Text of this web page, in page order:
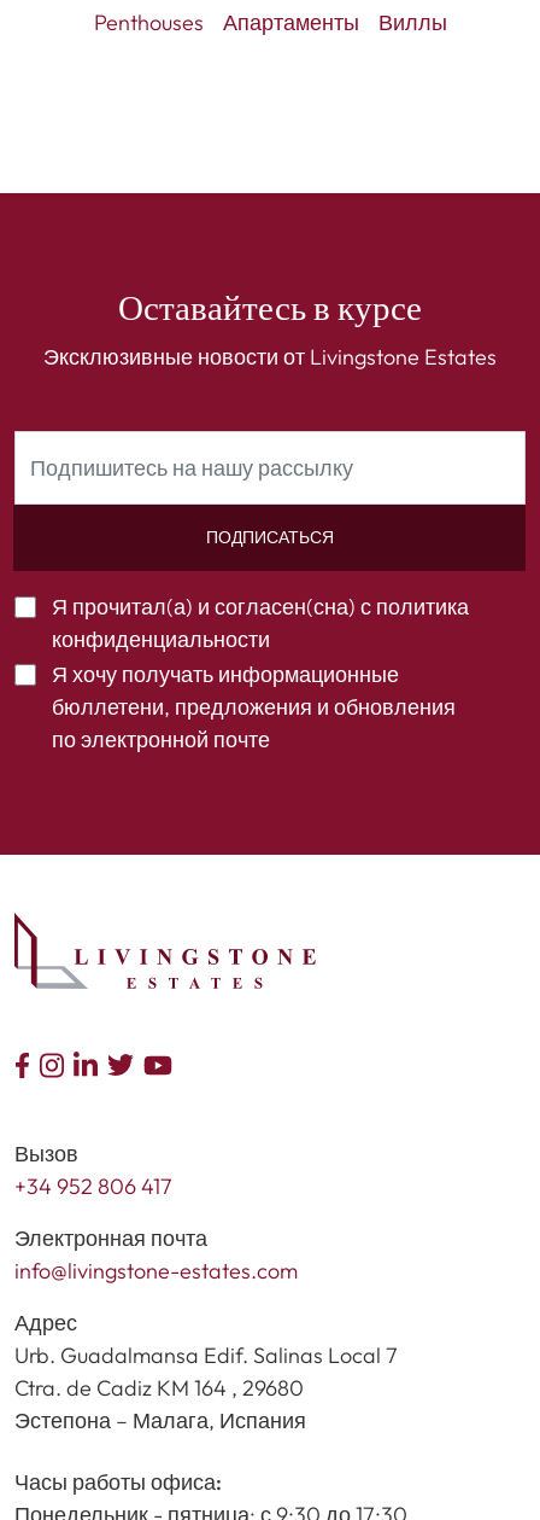
Penthouses Апартаменты Виллы
Оставайтесь в курсе
Эксклюзивные новости от Livingstone Estates
ПОДПИСАТЬСЯ
Я прочитал(а) и согласен(сна) с политика
конфиденциальности
Я хочу получать информационные
бюллетени, предложения и обновления
по электронной почте
Вызов
+34 952 806 417
Электронная почта
info@livingstone-estates.com
Адрес
Urb. Guadalmansa Edif. Salinas Local 7
Ctra. de Cadiz KM 164 , 29680
Эстепона – Малага, Испания
Часы работы офиса:
Понедельник - пятница: с 9:30 до 17:30